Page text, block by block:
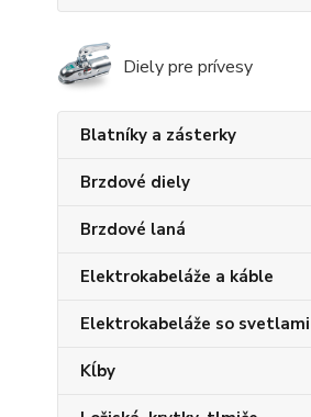
Diely pre prívesy
Blatníky a zásterky
Brzdové diely
Brzdové laná
Elektrokabeláže a káble
Elektrokabeláže so svetlami
Kĺby